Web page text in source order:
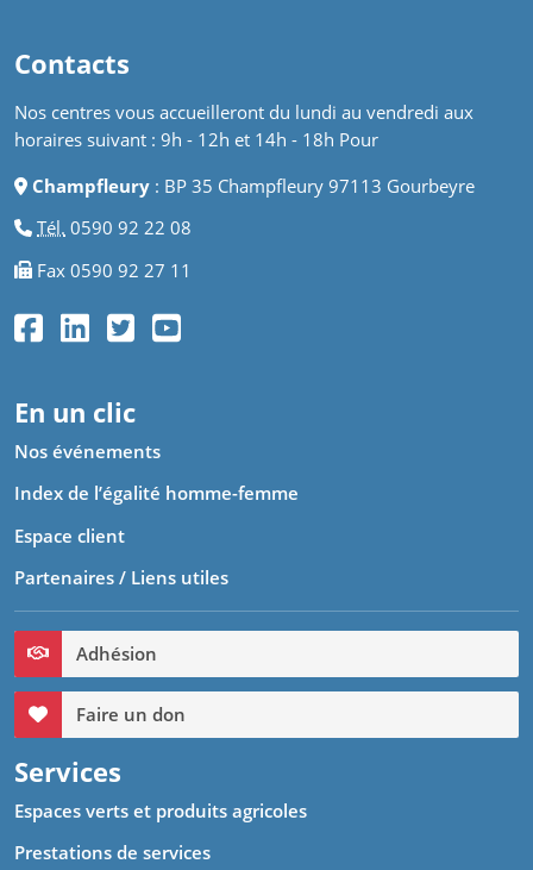
Contacts
Nos centres vous accueilleront du lundi au vendredi aux
horaires suivant : 9h - 12h et 14h - 18h Pour
Champfleury : BP 35 Champfleury 97113 Gourbeyre
Tél. 0590 92 22 08
Fax 0590 92 27 11
En un clic
Nos événements
Index de l’égalité homme-femme
Espace client
Partenaires / Liens utiles
Adhésion
Faire un don
Services
Espaces verts et produits agricoles
Prestations de services